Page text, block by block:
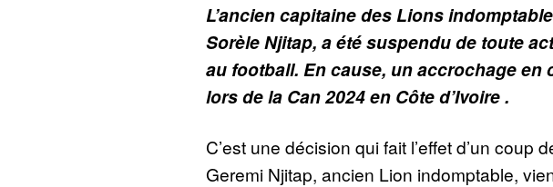
L’ancien capitaine des Lions
Sorèle Njitap, a été suspendu de toute
au football. En cause, un accrochage en
lors de la Can 2024 en Côte d’Ivoire .
C’est une décision qui fait l’effet d’un coup
Geremi Njitap, ancien Lion indomptable,